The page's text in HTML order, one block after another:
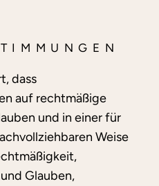
dass
auf rechtmäßige
und in einer für
Weise
Glauben,